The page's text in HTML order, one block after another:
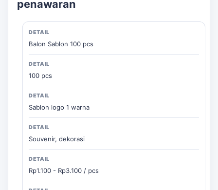
penawaran
Balon Sablon 100 pcs
100 pcs
Sablon logo 1 warna
Souvenir, dekorasi
Rp1.100 - Rp3.100 / pcs